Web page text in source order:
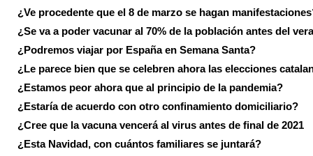
¿Ve procedente que el 8 de marzo se hagan
¿Se va a poder vacunar al 70% de la población antes del
¿Podremos viajar por España en Semana Santa?
¿Le parece bien que se celebren ahora las elecciones
¿Estamos peor ahora que al principio de la pandemia?
¿Estaría de acuerdo con otro confinamiento domiciliario?
¿Cree que la vacuna vencerá al virus antes de final de 2021
¿Esta Navidad, con cuántos familiares se juntará?